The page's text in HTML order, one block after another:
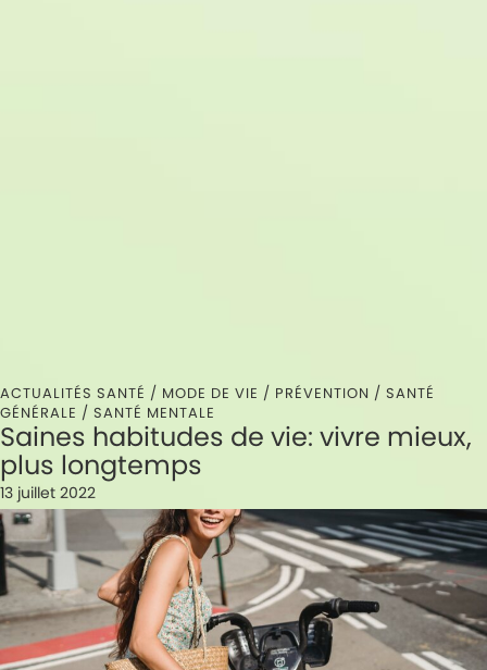
ACTUALITÉS SANTÉ / MODE DE VIE / PRÉVENTION / SANTÉ
GÉNÉRALE / SANTÉ MENTALE
Saines habitudes de vie: vivre mieux,
plus longtemps
13 juillet 2022